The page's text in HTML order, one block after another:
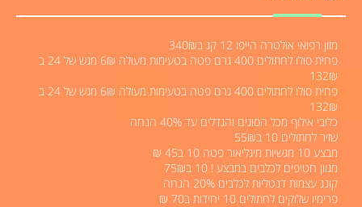
מזון רפואי אולטרה הייפו 12 קג ב340₪
פחית סולו לחתולים 400 גרם פטה בטעימות מעולה 6₪ מגש של 24 ב
132₪
פחית סולו לחתולים 400 גרם פטה בטעימות מעולה 6₪ מגש של 24 ב
132₪
כלובי אילוף מכל הסוגים והגדלים עד 40% הנחה
שזיר לחתולים 10 ב55₪
מבצע 10 מגשיות מיגליאור פטה 10 ב45 ₪
מגוון חטיפים לכלבים במבצע ! 10 ב75₪
קונג עצמות דנטליות לכלבים 20% הנחה
פרימיו שלוקים לחתולים 10 יחידות ב70 ₪